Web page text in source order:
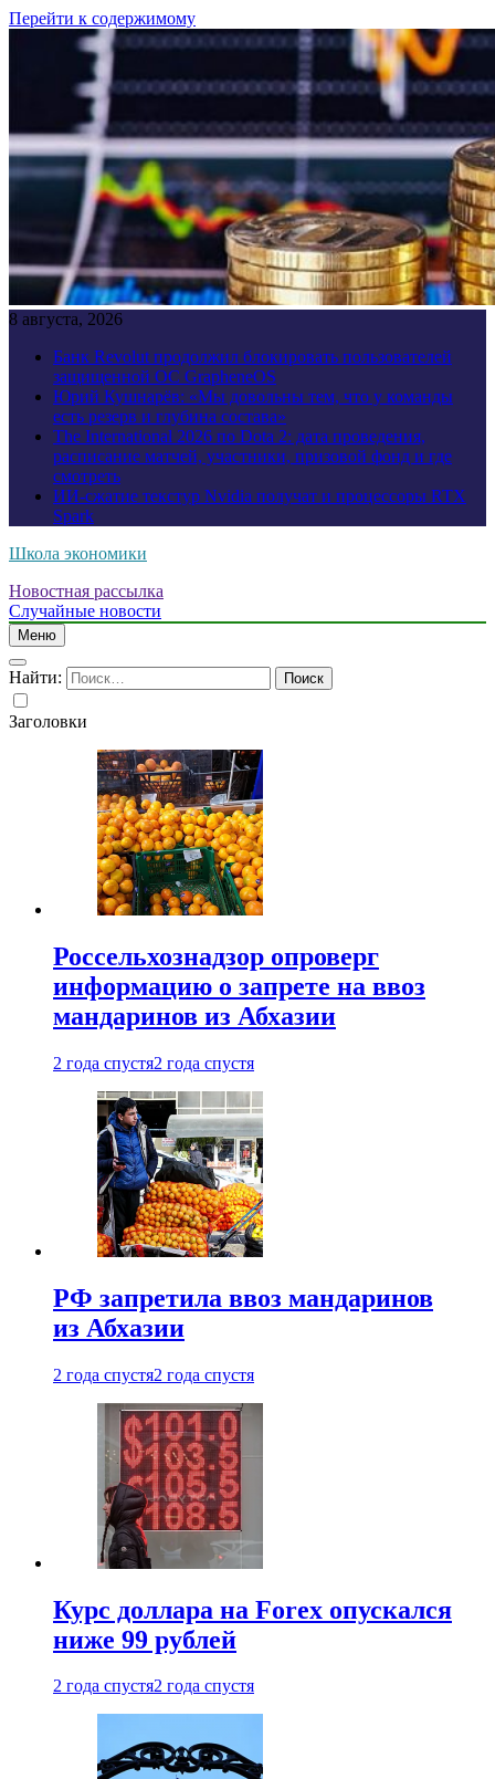
Перейти к содержимому
8 августа, 2026
Банк Revolut продолжил блокировать пользователей
защищенной ОС GrapheneOS
Юрий Кушнарёв: «Мы довольны тем, что у команды
есть резерв и глубина состава»
The International 2026 по Dota 2: дата проведения,
расписание матчей, участники, призовой фонд и где
смотреть
ИИ-сжатие текстур Nvidia получат и процессоры RTX
Spark
Школа экономики
Новостная рассылка
Случайные новости
Меню
Найти:
Заголовки
Россельхознадзор опроверг
информацию о запрете на ввоз
мандаринов из Абхазии
2 года спустя2 года спустя
РФ запретила ввоз мандаринов
из Абхазии
2 года спустя2 года спустя
Курс доллара на Forex опускался
ниже 99 рублей
2 года спустя2 года спустя